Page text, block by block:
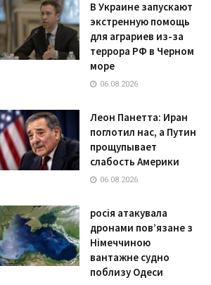
В Украине запускают
экстренную помощь
для аграриев из-за
террора РФ в Черном
море
06.08.2026
Леон Панетта: Иран
поглотил нас, а Путин
прощупывает
слабость Америки
06.08.2026
росія атакувала
дронами пов’язане з
Німеччиною
вантажне судно
поблизу Одеси